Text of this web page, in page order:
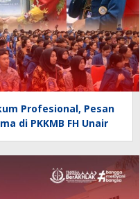
Profesional, Pesan
di PKKMB FH Unair